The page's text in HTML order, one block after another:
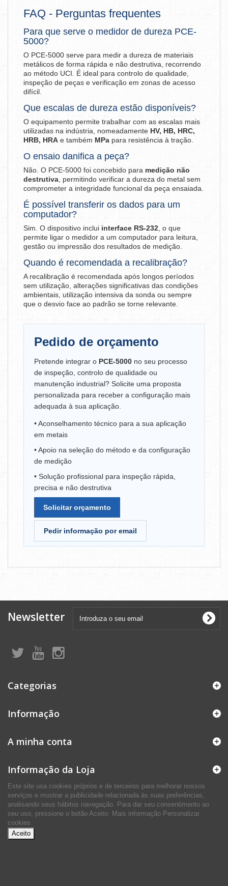
FAQ - Perguntas frequentes
Para que serve o medidor de dureza PCE-
5000?
O PCE-5000 serve para medir a dureza de materiais
metálicos de forma rápida e não destrutiva, recorrendo
ao método UCI. É ideal para controlo de qualidade,
inspeção de peças e verificação em zonas de acesso
difícil.
Que escalas de dureza estão disponíveis?
O equipamento permite trabalhar com as escalas mais
utilizadas na indústria, nomeadamente HV, HB, HRC,
HRB, HRA e também MPa para resistência à tração.
O ensaio danifica a peça?
Não. O PCE-5000 foi concebido para medição não
destrutiva , permitindo verificar a dureza do metal sem
comprometer a integridade funcional da peça ensaiada.
É possível transferir os dados para um
computador?
Sim. O dispositivo inclui interface RS-232 , o que
permite ligar o medidor a um computador para leitura,
gestão ou impressão dos resultados de medição.
Quando é recomendada a recalibração?
A recalibração é recomendada após longos períodos
sem utilização, alterações significativas das condições
ambientais, utilização intensiva da sonda ou sempre
que o desvio face ao padrão se torne relevante.
Pedido de orçamento
Pretende integrar o PCE-5000 no seu processo
de inspeção, controlo de qualidade ou
manutenção industrial? Solicite uma proposta
personalizada para receber a configuração mais
adequada à sua aplicação.
• Aconselhamento técnico para a sua aplicação
em metais
• Apoio na seleção do método e da configuração
de medição
• Solução profissional para inspeção rápida,
precisa e não destrutiva
Solicitar orçamento
Pedir informação por email
Newsletter
Categorias
Informação
A minha conta
Informação da Loja
Este site usa cookies próprios e de terceiros para melhorar nossos
serviços e mostrar a publicidade relacionada às suas preferências,
analisando seus hábitos navegação. Para dar seu consentimento ao
seu uso, pressione o botão Aceito. Mais informação Personalizar
cookies
Aceito